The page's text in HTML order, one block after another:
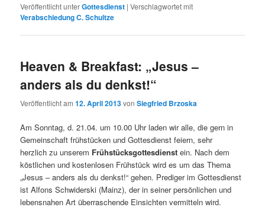
Veröffentlicht unterGottesdienst |Verschlagwortet mit
Verabschiedung C. Schultze
Heaven & Breakfast: „Jesus –
anders als du denkst!“
Veröffentlicht am12. April 2013vonSiegfried Brzoska
Am Sonntag, d. 21.04. um 10.00 Uhr laden wir alle, die gern in
Gemeinschaft frühstücken und Gottesdienst feiern, sehr
herzlich zu unserem Frühstücksgottesdienst ein. Nach dem
köstlichen und kostenlosen Frühstück wird es um das Thema
„Jesus – anders als du denkst!“ gehen. Prediger im Gottesdienst
ist Alfons Schwiderski (Mainz), der in seiner persönlichen und
lebensnahen Art überraschende Einsichten vermitteln wird.